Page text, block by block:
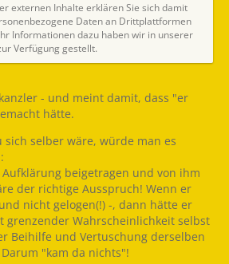
externen Inhalte erklären Sie sich damit
Daten an Drittplattformen
Informationen dazu haben wir in unserer
Verfügung gestellt.
- und meint damit, dass "er
hätte.
selber wäre, würde man es
beigetragen und von ihm
der richtige Ausspruch! Wenn er
nicht gelogen(!) -, dann hätte er
grenzender Wahrscheinlichkeit selbst
Beihilfe und Vertuschung derselben
"kam da nichts"!